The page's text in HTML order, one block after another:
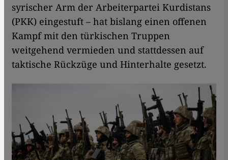
syrischer Arm der Arbeiterpartei Kurdistans
(PKK) eingestuft – hat bislang einen offenen
Kampf mit den türkischen Truppen
weitgehend vermieden und stattdessen auf
taktische Rückzüge und Hinterhalte gesetzt.